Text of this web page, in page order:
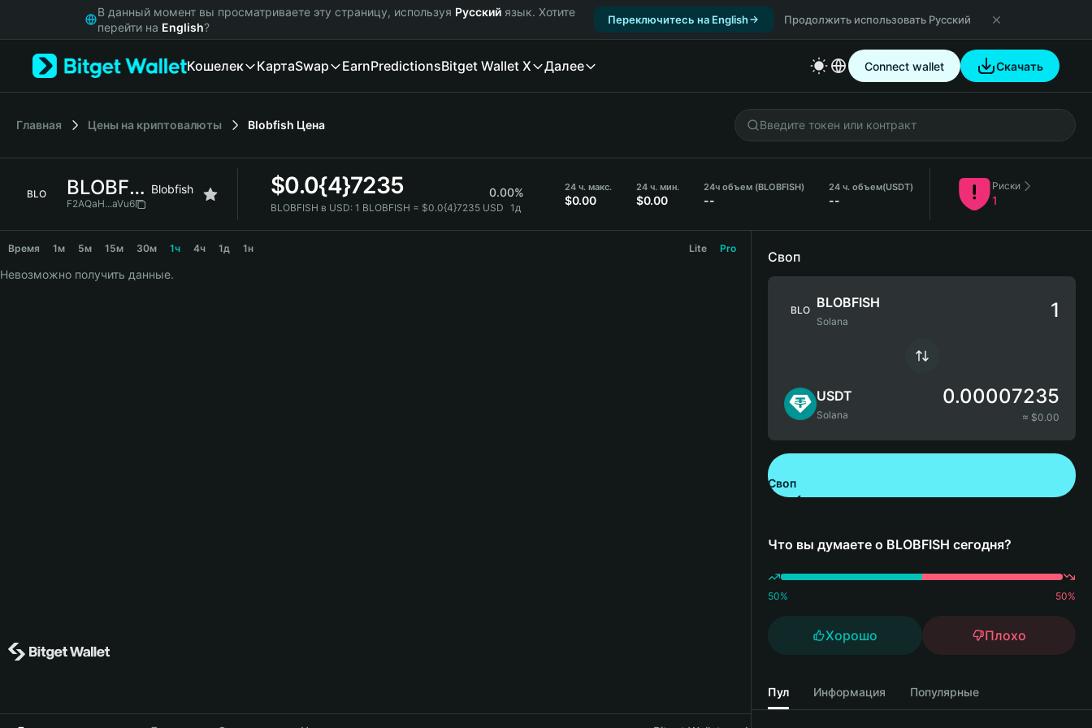
Русский
Italiano
Bahasa Indonesia
हिन्दी
В данный момент вы просматриваете эту страницу, используя Русский язык. Хотите
перейти на English?
Переключитесь на English Продолжить использовать Русский
Кошелек КартаSwap EarnPredictionsBitget Wallet X Далее Connect wallet Скачать
Главная Цены на криптовалюты Blobfish Цена
BLO BLOBFISH Blobfish
F2AQaH...aVu6
$0.0{4}7235 0.00%
BLOBFISH в USD: 1 BLOBFISH = $0.0{4}7235 USD 1д
24 ч. макс.
$0.00
24 ч. мин.
$0.00
24ч объем (BLOBFISH)
--
24 ч. объем(USDT)
--
Риски
1
Время 1м 5м 15м 30м 1ч 4ч 1д 1н Lite Pro
Невозможно получить данные.
Своп
BLO BLOBFISH
Solana
USDT
Solana
0.00007235
≈ $0.00
Своп
Что вы думаете о BLOBFISH сегодня?
50% 50%
Хорошо Плохо
Пул Информация Популярные